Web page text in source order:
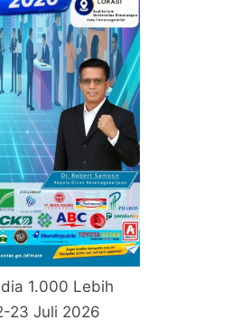
1.000 Lebih
23 Juli 2026